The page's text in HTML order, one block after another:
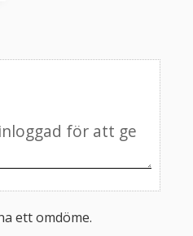
ett omdöme.